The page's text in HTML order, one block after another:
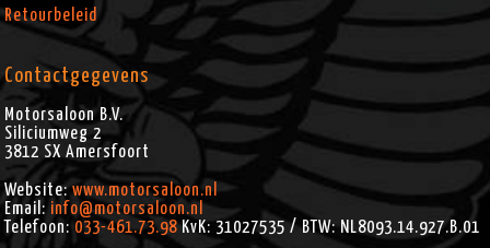
Retourbeleid
Contactgegevens
Motorsaloon B.V.
Siliciumweg 2
3812 SX Amersfoort
Website:www.motorsaloon.nl
Email: info@motorsaloon.nl
Telefoon: 033-461.73.98KvK: 31027535 / BTW: NL8093.14.927.B.01